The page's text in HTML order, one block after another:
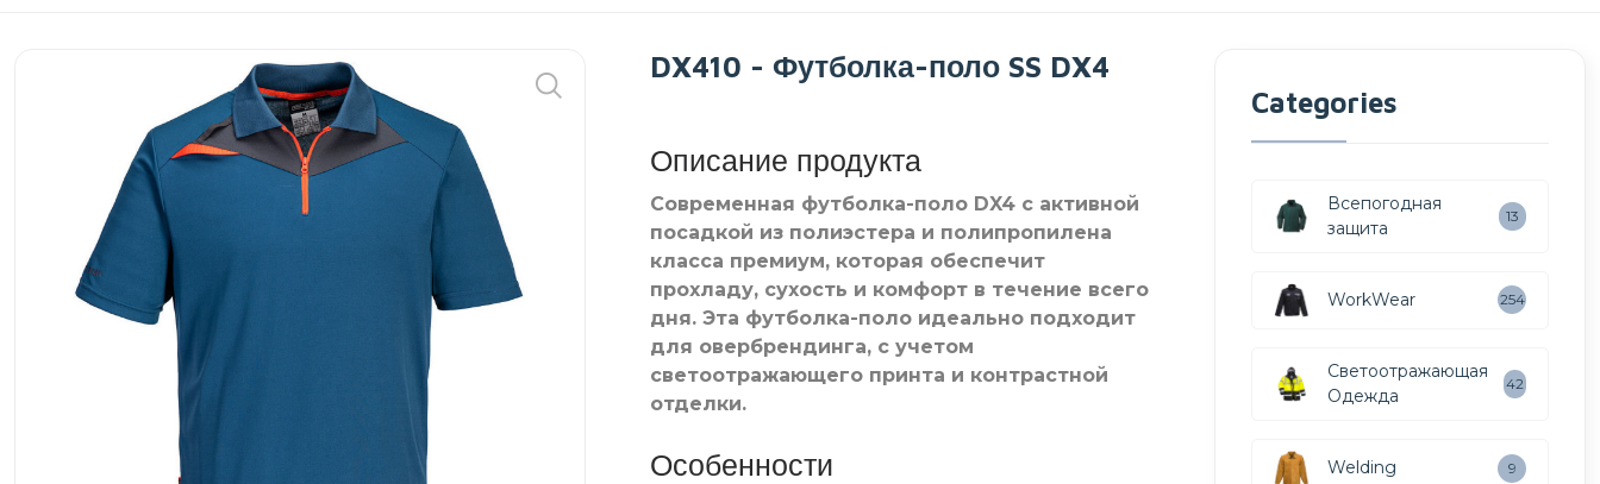
DX410 - Футболка-поло SS DX4
Описание продукта
Современная футболка-поло DX4 с активной
посадкой из полиэстера и полипропилена
класса премиум, которая обеспечит
прохладу, сухость и комфорт в течение всего
дня. Эта футболка-поло идеально подходит
для овербрендинга, с учетом
светоотражающего принта и контрастной
отделки.
Особенности
Categories
Всепогодная
защита
13
WorkWear 254
Светоотражающая
Одежда
42
Welding 9